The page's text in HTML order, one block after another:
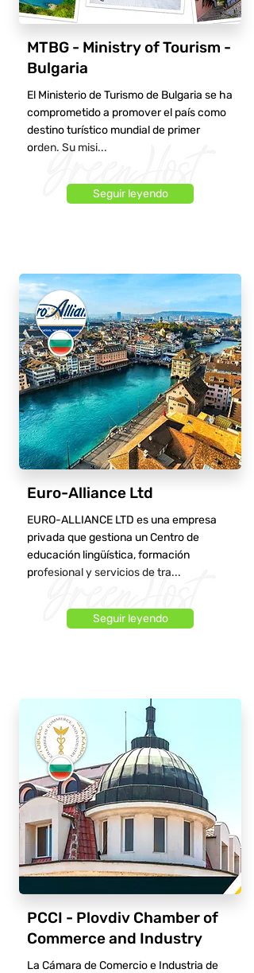
MTBG - Ministry of Tourism -
Bulgaria
El Ministerio de Turismo de Bulgaria se ha
comprometido a promover el país como
destino turístico mundial de primer
orden. Su misi...
Seguir leyendo
Euro-Alliance Ltd
EURO-ALLIANCE LTD es una empresa
privada que gestiona un Centro de
educación lingüística, formación
profesional y servicios de tra...
Seguir leyendo
PCCI - Plovdiv Chamber of
Commerce and Industry
La Cámara de Comercio e Industria de